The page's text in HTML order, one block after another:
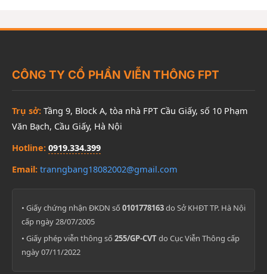
CÔNG TY CỔ PHẦN VIỄN THÔNG FPT
Trụ sở: Tầng 9, Block A, tòa nhà FPT Cầu Giấy, số 10 Phạm
Văn Bạch, Cầu Giấy, Hà Nội
Hotline: 0919.334.399
Email: tranngbang18082002@gmail.com
• Giấy chứng nhận ĐKDN số 0101778163do Sở KHĐT TP. Hà Nội
cấp ngày 28/07/2005
• Giấy phép viễn thông số 255/GP-CVTdo Cục Viễn Thông cấp
ngày 07/11/2022